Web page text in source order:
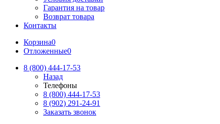
Гарантия на товар
Возврат товара
Контакты
Корзина0
Отложенные0
8 (800) 444-17-53
Назад
Телефоны
8 (800) 444-17-53
8 (902) 291-24-91
Заказать звонок